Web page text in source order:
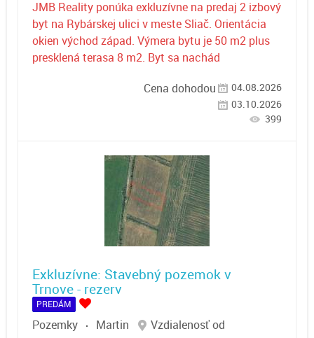
JMB Reality ponúka exkluzívne na predaj 2 izbový
byt na Rybárskej ulici v meste Sliač. Orientácia
okien východ západ. Výmera bytu je 50 m2 plus
presklená terasa 8 m2. Byt sa nachád
Cena dohodou
04.08.2026
03.10.2026
399
Exkluzívne: Stavebný pozemok v
Trnove - rezerv
PREDÁM
Pozemky Martin
Vzdialenosť od